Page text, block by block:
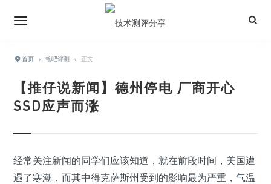
首页 › 笔吧评测 › 正文
【推仔说新闻】德州停电 厂商开心
SSD应声而涨
经常关注新闻的同学们应该知道，就在前段时间，美国遭
遇了寒潮，而其中得克萨斯州受到的影响最为严重，气温